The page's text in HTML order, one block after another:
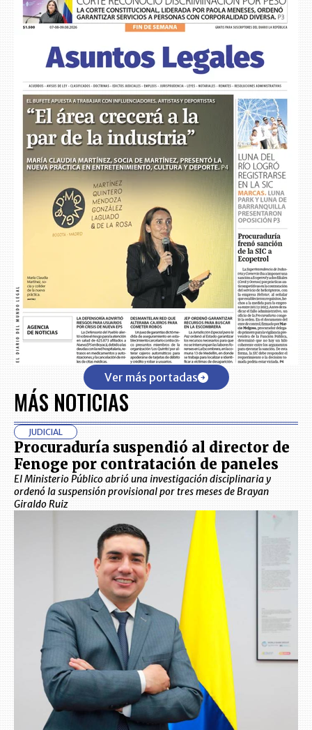
Ver más portadas
MÁS NOTICIAS
JUDICIAL
Procuraduría suspendió al director de
Fenoge por contratación de paneles
El Ministerio Público abrió una investigación disciplinaria y
ordenó la suspensión provisional por tres meses de Brayan
Giraldo Ruiz